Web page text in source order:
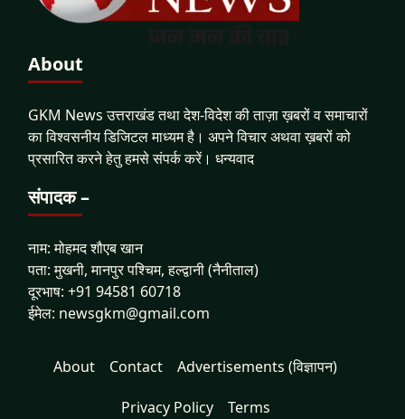
About
GKM News उत्तराखंड तथा देश-विदेश की ताज़ा ख़बरों व समाचारों
का विश्वसनीय डिजिटल माध्यम है। अपने विचार अथवा ख़बरों को
प्रसारित करने हेतु हमसे संपर्क करें। धन्यवाद
संपादक –
नाम: मोहमद शौएब खान
पता: मुखनी, मानपुर पश्चिम, हल्द्वानी (नैनीताल)
दूरभाष: +91 94581 60718
ईमेल: newsgkm@gmail.com
About Contact Advertisements (विज्ञापन)
Privacy Policy Terms